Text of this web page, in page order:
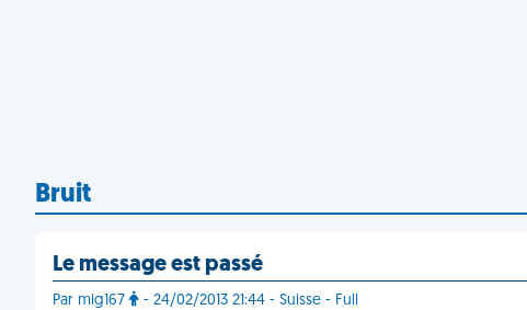
Bruit
Le message est passé
Par mig167 - 24/02/2013 21:44 - Suisse - Full